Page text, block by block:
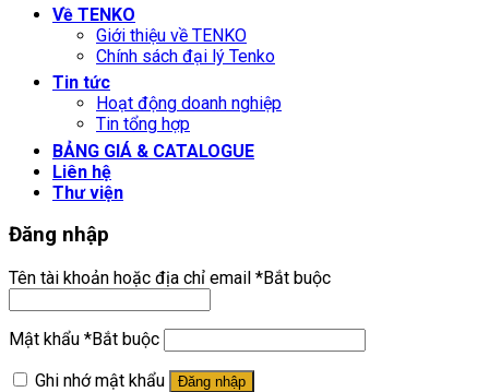
Về TENKO
Giới thiệu về TENKO
Chính sách đại lý Tenko
Tin tức
Hoạt động doanh nghiệp
Tin tổng hợp
BẢNG GIÁ & CATALOGUE
Liên hệ
Thư viện
Đăng nhập
Tên tài khoản hoặc địa chỉ email *Bắt buộc
Mật khẩu *Bắt buộc
Ghi nhớ mật khẩu
Đăng nhập